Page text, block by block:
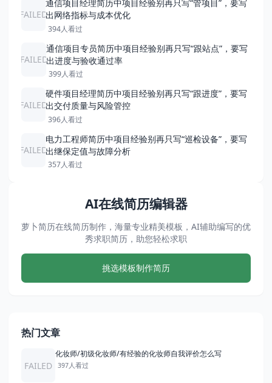
FAILED
通信项目经理简历中项目经验别再只写“管项目”，要写
出网络指标与成本优化
394人看过
FAILED
通信项目专员简历中项目经验别再只写“跟站点”，要写
出进度与验收通过率
399人看过
FAILED
硬件项目经理简历中项目经验别再只写“跟进度”，要写
出交付质量与风险管控
396人看过
FAILED
电力工程师简历中项目经验别再只写“巡检设备”，要写
出继保定值与故障分析
357人看过
AI在线简历编辑器
萝卜简历在线简历制作，海量专业精美模板，AI辅助编写的优
秀求职简历，助您轻松求职
挑选模板制作简历
热门文章
FAILED
化妆师/初级化妆师/有经验的化妆师自我评价怎么写
397人看过